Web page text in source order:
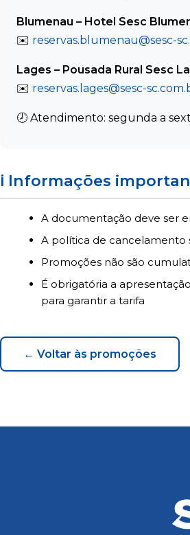
Blumenau – Hotel Sesc
✉️ reservas.blumenau@sesc-
Lages – Pousada Rural Sesc
✉️ reservas.lages@sesc-
🕗 Atendimento: segunda a
ℹ️ Informações
A documentação deve ser
A política de cancelamento
Promoções não são
É obrigatória a
para garantir a tarifa
← Voltar às promoções